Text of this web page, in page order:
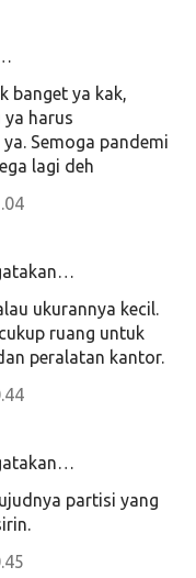
banget ya kak,
ya harus
Semoga pandemi
lagi deh
ukurannya kecil.
ruang untuk
peralatan kantor.
partisi yang